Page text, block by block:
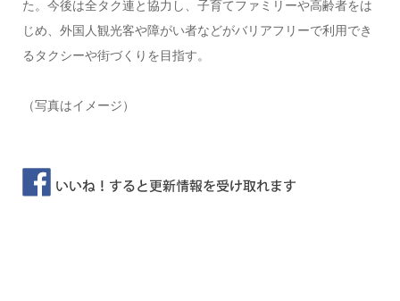
た。今後は全タク連と協力し、子育てファミリーや高齢者をは
じめ、外国人観光客や障がい者などがバリアフリーで利用でき
るタクシーや街づくりを目指す。
（写真はイメージ）